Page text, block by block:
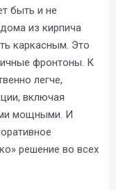
быть и не
из кирпича
каркасным. Это
фронтоны. К
легче,
включая
мощными. И
решение во всех